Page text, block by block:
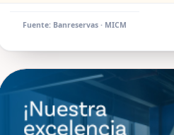
Fuente: Banreservas · MICM